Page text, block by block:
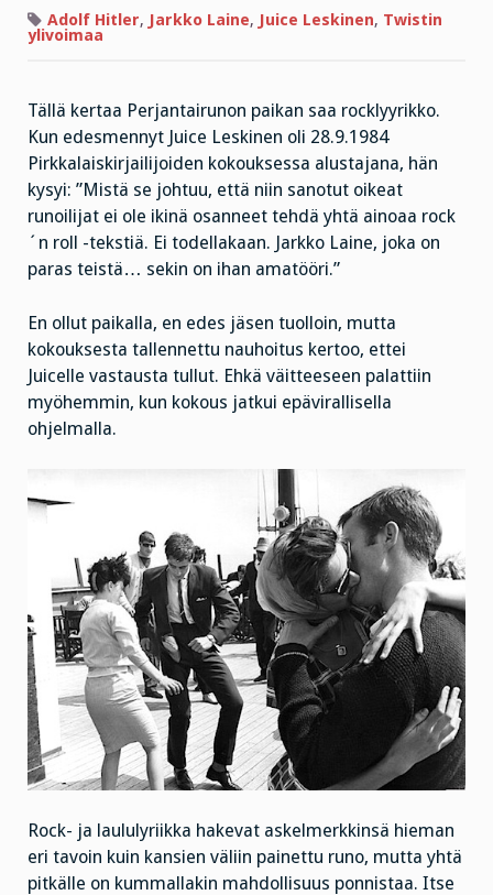
Adolf Hitler, Jarkko Laine, Juice Leskinen, Twistin
ylivoimaa
Tällä kertaa Perjantairunon paikan saa rocklyyrikko.
Kun edesmennyt Juice Leskinen oli 28.9.1984
Pirkkalaiskirjailijoiden kokouksessa alustajana, hän
kysyi: ”Mistä se johtuu, että niin sanotut oikeat
runoilijat ei ole ikinä osanneet tehdä yhtä ainoaa rock
´n roll -tekstiä. Ei todellakaan. Jarkko Laine, joka on
paras teistä… sekin on ihan amatööri.”
En ollut paikalla, en edes jäsen tuolloin, mutta
kokouksesta tallennettu nauhoitus kertoo, ettei
Juicelle vastausta tullut. Ehkä väitteeseen palattiin
myöhemmin, kun kokous jatkui epävirallisella
ohjelmalla.
Rock- ja laululyriikka hakevat askelmerkkinsä hieman
eri tavoin kuin kansien väliin painettu runo, mutta yhtä
pitkälle on kummallakin mahdollisuus ponnistaa. Itse